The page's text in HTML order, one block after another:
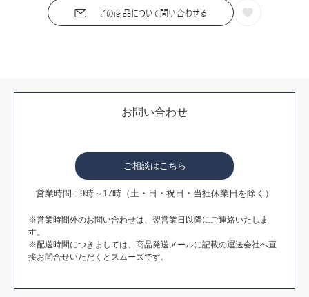
お問い合わせ
ご相談はこちら
営業時間 : 9時～17時（土・日・祝日・当社休業日を除く）
※営業時間外のお問い合わせは、翌営業日以降にご連絡いたしま
す。
※配送時間につきましては、商品発送メールに記載の運送会社へ直
接お問合せいただくとスムーズです。